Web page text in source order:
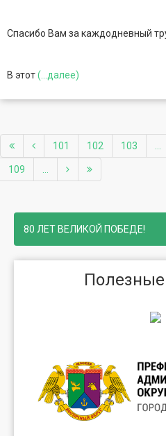
Спасибо Вам за каждодневный
В этот(...далее)
101 102 103
109
80 ЛЕТ ВЕЛИКОЙ ПОБЕДЕ!